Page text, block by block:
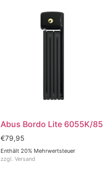
Abus Bordo Lite 6055K/85
€79,95
Enthält 20% Mehrwertsteuer
zzgl. Versand